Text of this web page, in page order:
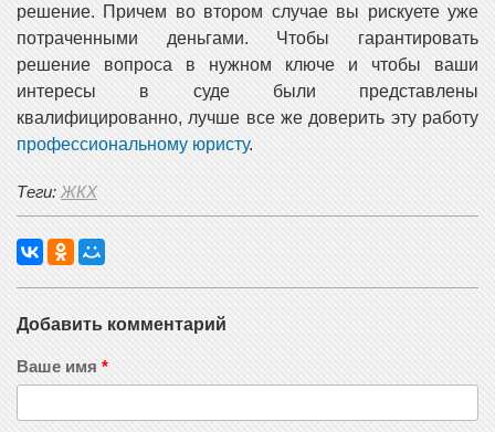
решение. Причем во втором случае вы рискуете уже
потраченными деньгами. Чтобы гарантировать
решение вопроса в нужном ключе и чтобы ваши
интересы в суде были представлены
квалифицированно, лучше все же доверить эту работу
профессиональному юристу.
Теги: ЖКХ
Добавить комментарий
Ваше имя *